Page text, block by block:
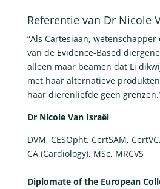
Referentie van Dr Nicole
“Als Cartesiaan,
van de Evidence-Based
alleen maar beamen dat Li
met haar alternatieve
haar dierenliefde geen
Dr Nicole Van Israël
DVM, CESOpht, CertSAM,
CA (Cardiology), MSc, MRCVS
Diplomate of the European